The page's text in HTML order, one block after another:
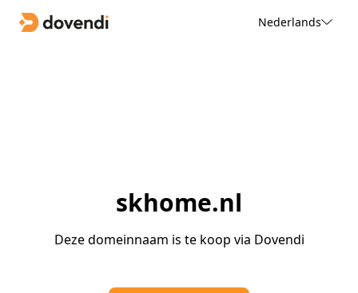
Nederlands
skhome.nl
Deze domeinnaam is te koop via Dovendi